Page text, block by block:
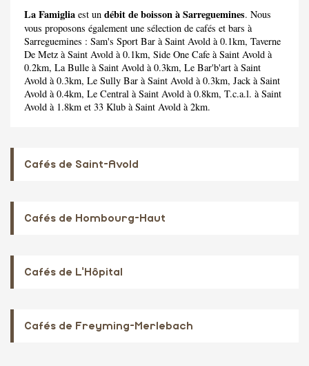
La Famiglia est un débit de boisson à Sarreguemines. Nous
vous proposons également une sélection de cafés et bars à
Sarreguemines : Sam's Sport Bar à Saint Avold à 0.1km, Taverne
De Metz à Saint Avold à 0.1km, Side One Cafe à Saint Avold à
0.2km, La Bulle à Saint Avold à 0.3km, Le Bar'b'art à Saint
Avold à 0.3km, Le Sully Bar à Saint Avold à 0.3km, Jack à Saint
Avold à 0.4km, Le Central à Saint Avold à 0.8km, T.c.a.l. à Saint
Avold à 1.8km et 33 Klub à Saint Avold à 2km.
Cafés de Saint-Avold
Cafés de Hombourg-Haut
Cafés de L'Hôpital
Cafés de Freyming-Merlebach